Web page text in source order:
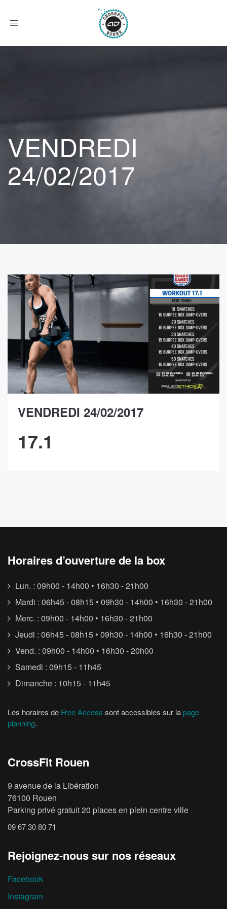
Afficher
VENDREDI
24/02/2017
VENDREDI 24/02/2017
17.1
Horaires d’ouverture de la box
Lun. : 09h00 - 14h00 • 16h30 - 21h00
Mardi : 06h45 - 08h15 • 09h30 - 14h00 • 16h30 - 21h00
Merc. : 09h00 - 14h00 • 16h30 - 21h00
Jeudi : 06h45 - 08h15 • 09h30 - 14h00 • 16h30 - 21h00
Vend. : 09h00 - 14h00 • 16h30 - 20h00
Samedi : 09h15 - 11h45
Dimanche : 10h15 - 11h45
Les horaires de Free Access sont accessibles sur la page
planning.
CrossFit Rouen
9 avenue de la Libération
76100 Rouen
Parking privé gratuit 20 places en plein centre ville
09 67 30 80 71
Rejoignez-nous sur nos réseaux
Facebook
Instagram